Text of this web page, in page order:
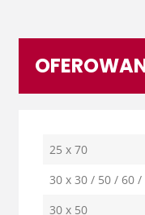
25 x 70
30 x 30 / 50 / 60 /
30 x 50